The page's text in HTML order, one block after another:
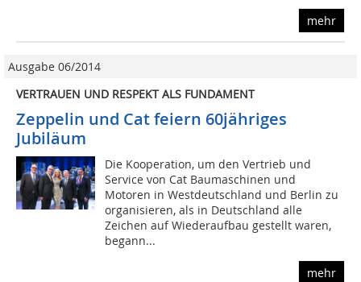
mehr
Ausgabe 06/2014
VERTRAUEN UND RESPEKT ALS FUNDAMENT
Zeppelin und Cat feiern 60jähriges
Jubiläum
Die Kooperation, um den Vertrieb und
Service von Cat Baumaschinen und
Motoren in Westdeutschland und Berlin zu
organisieren, als in Deutschland alle
Zeichen auf Wiederaufbau gestellt waren,
begann...
mehr